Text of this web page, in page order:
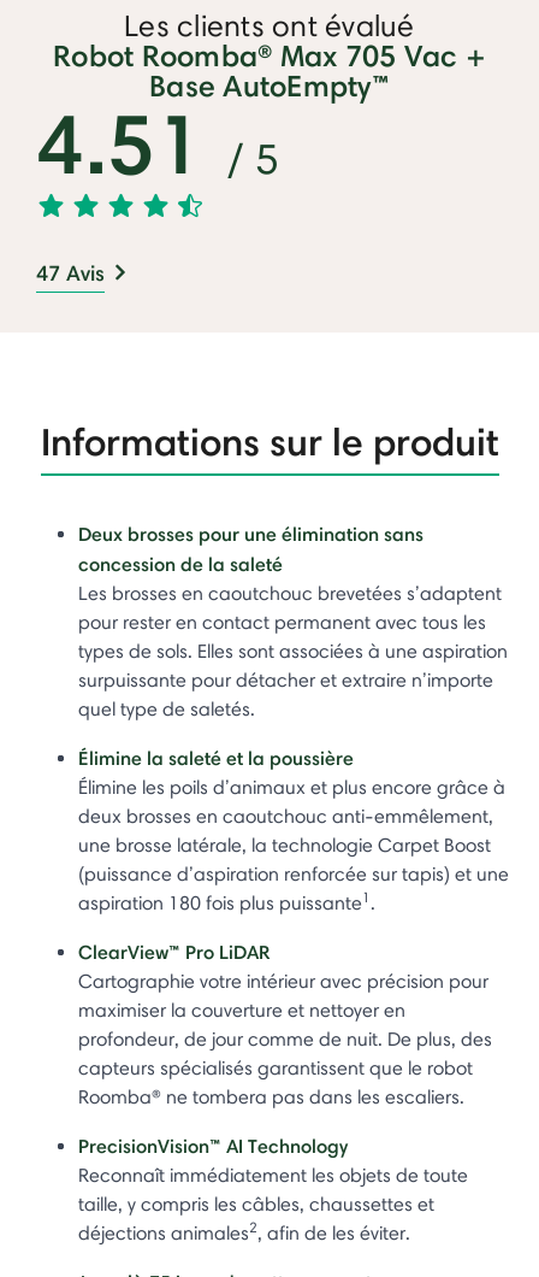
Les clients ont évalué
Robot Roomba® Max 705 Vac +
Base AutoEmpty™
4.51 / 5
47 Avis
Informations sur le produit
Deux brosses pour une élimination sans
concession de la saleté
Les brosses en caoutchouc brevetées s’adaptent
pour rester en contact permanent avec tous les
types de sols. Elles sont associées à une aspiration
surpuissante pour détacher et extraire n’importe
quel type de saletés.
Élimine la saleté et la poussière
Élimine les poils d’animaux et plus encore grâce à
deux brosses en caoutchouc anti-emmêlement,
une brosse latérale, la technologie Carpet Boost
(puissance d’aspiration renforcée sur tapis) et une
aspiration 180 fois plus puissante1 .
ClearView™ Pro LiDAR
Cartographie votre intérieur avec précision pour
maximiser la couverture et nettoyer en
profondeur, de jour comme de nuit. De plus, des
capteurs spécialisés garantissent que le robot
Roomba® ne tombera pas dans les escaliers.
PrecisionVision™ AI Technology
Reconnaît immédiatement les objets de toute
taille, y compris les câbles, chaussettes et
déjections animales2, afin de les éviter.